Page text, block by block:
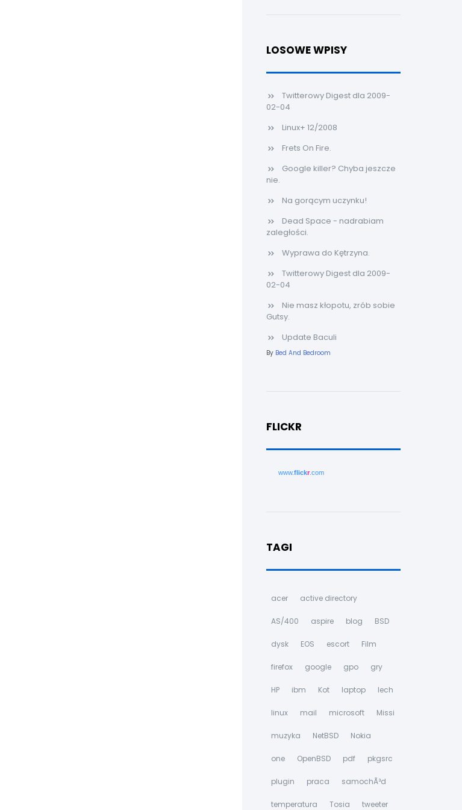
LOSOWE WPISY
Twitterowy Digest dla 2009-
02-04
Linux+ 12/2008
Frets On Fire.
Google killer? Chyba jeszcze
nie.
Na gorącym uczynku!
Dead Space - nadrabiam
zaległości.
Wyprawa do Kętrzyna.
Twitterowy Digest dla 2009-
02-04
Nie masz kłopotu, zrób sobie
Gutsy.
Update Baculi
By Bed And Bedroom
FLICKR
www.flickr .com
TAGI
acer active directory
AS/400 aspire blog BSD
dysk EOS escort Film
firefox google gpo gry
HP ibm Kot laptop lech
linux mail microsoft Missi
muzyka NetBSD Nokia
one OpenBSD pdf pkgsrc
plugin praca samochÃ³d
temperatura Tosia tweeter